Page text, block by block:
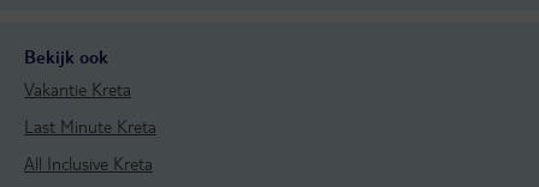
Bekijk ook
Vakantie Kreta
Last Minute Kreta
All Inclusive Kreta